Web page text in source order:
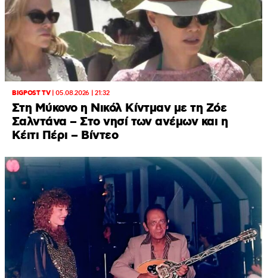
BIGPOST TV|05.08.2026 | 21:32
Στη Μύκονο η Νικόλ Κίντμαν με τη Ζόε
Σαλντάνα – Στο νησί των ανέμων και η
Κέιτι Πέρι – Βίντεο